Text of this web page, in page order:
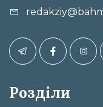
Розділи